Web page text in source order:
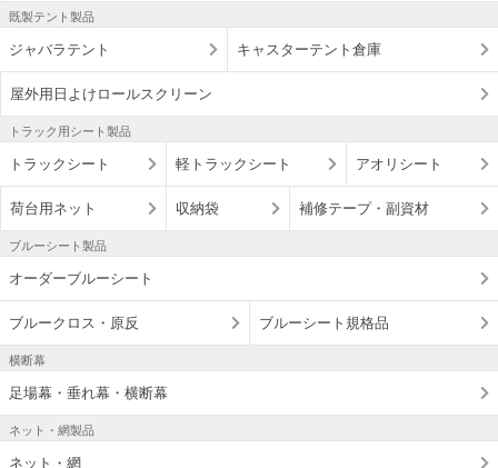
既製テント製品
ジャバラテント キャスターテント倉庫
屋外用日よけロールスクリーン
トラック用シート製品
トラックシート 軽トラックシート アオリシート
荷台用ネット 収納袋 補修テープ・副資材
ブルーシート製品
オーダーブルーシート
ブルークロス・原反 ブルーシート規格品
横断幕
足場幕・垂れ幕・横断幕
ネット・網製品
ネット・網